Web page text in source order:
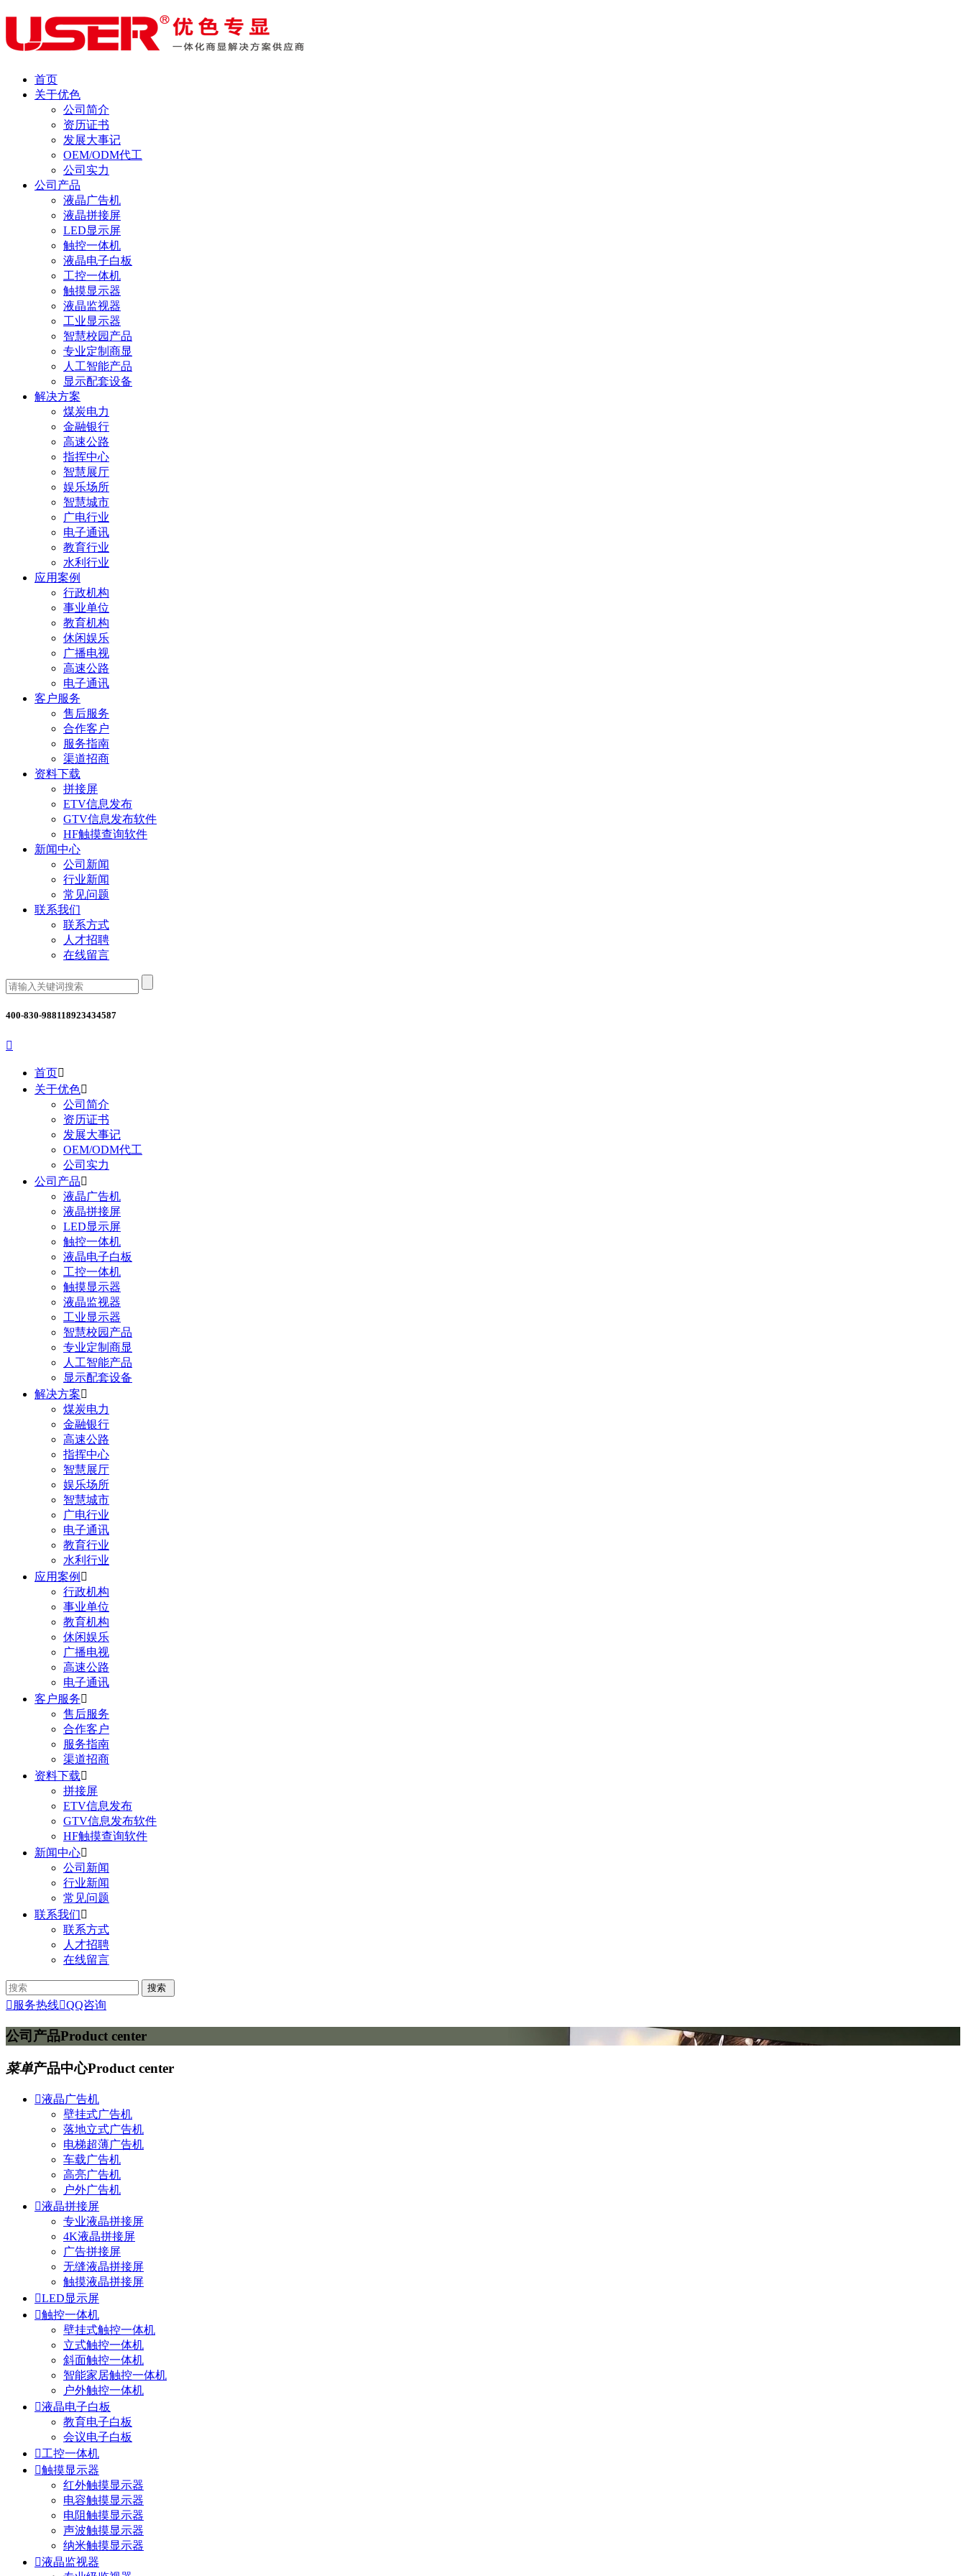
首页
关于优色
公司简介
资历证书
发展大事记
OEM/ODM代工
公司实力
公司产品
液晶广告机
液晶拼接屏
LED显示屏
触控一体机
液晶电子白板
工控一体机
触摸显示器
液晶监视器
工业显示器
智慧校园产品
专业定制商显
人工智能产品
显示配套设备
解决方案
煤炭电力
金融银行
高速公路
指挥中心
智慧展厅
娱乐场所
智慧城市
广电行业
电子通讯
教育行业
水利行业
应用案例
行政机构
事业单位
教育机构
休闲娱乐
广播电视
高速公路
电子通讯
客户服务
售后服务
合作客户
服务指南
渠道招商
资料下载
拼接屏
ETV信息发布
GTV信息发布软件
HF触摸查询软件
新闻中心
公司新闻
行业新闻
常见问题
联系我们
联系方式
人才招聘
在线留言
400-830-988118923434587

首页
关于优色
公司简介
资历证书
发展大事记
OEM/ODM代工
公司实力
公司产品
液晶广告机
液晶拼接屏
LED显示屏
触控一体机
液晶电子白板
工控一体机
触摸显示器
液晶监视器
工业显示器
智慧校园产品
专业定制商显
人工智能产品
显示配套设备
解决方案
煤炭电力
金融银行
高速公路
指挥中心
智慧展厅
娱乐场所
智慧城市
广电行业
电子通讯
教育行业
水利行业
应用案例 
行政机构
事业单位
教育机构
休闲娱乐
广播电视
高速公路
电子通讯
客户服务
售后服务
合作客户
服务指南
渠道招商
资料下载
拼接屏
ETV信息发布
GTV信息发布软件
HF触摸查询软件
新闻中心
公司新闻
行业新闻
常见问题
联系我们
联系方式
人才招聘
在线留言
 服务热线QQ咨询
公司产品Product center
菜单产品中心Product center
液晶广告机
壁挂式广告机
落地立式广告机
电梯超薄广告机
车载广告机
高亮广告机
户外广告机
液晶拼接屏
专业液晶拼接屏
4K液晶拼接屏
广告拼接屏
无缝液晶拼接屏
触摸液晶拼接屏
LED显示屏
触控一体机
壁挂式触控一体机
立式触控一体机
斜面触控一体机
智能家居触控一体机
户外触控一体机
液晶电子白板
教育电子白板
会议电子白板
工控一体机
触摸显示器
红外触摸显示器
电容触摸显示器
电阻触摸显示器
声波触摸显示器
纳米触摸显示器
液晶监视器